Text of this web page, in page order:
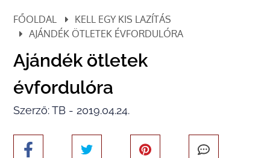
FŐOLDAL
KELL EGY KIS LAZÍTÁS
AJÁNDÉK ÖTLETEK ÉVFORDULÓRA
Ajándék ötletek
évfordulóra
Szerző: TB - 2019.04.24.